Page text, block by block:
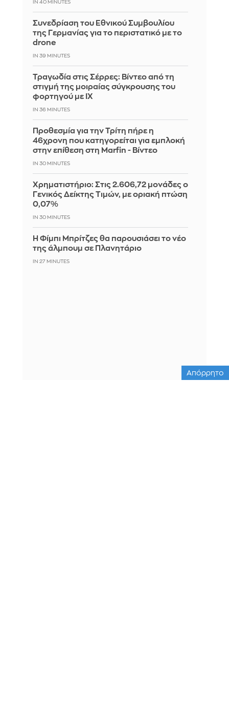
IN 40 MINUTES
Συνεδρίαση του Εθνικού Συμβουλίου
της Γερμανίας για το περιστατικό με το
drone
IN 39 MINUTES
Τραγωδία στις Σέρρες: Βίντεο από τη
στιγμή της μοιραίας σύγκρουσης του
φορτηγού με ΙΧ
IN 36 MINUTES
Προθεσμία για την Τρίτη πήρε η
46χρονη που κατηγορείται για εμπλοκή
στην επίθεση στη Marfin - Βίντεο
IN 30 MINUTES
Χρηματιστήριο: Στις 2.606,72 μονάδες ο
Γενικός Δείκτης Τιμών, με οριακή πτώση
0,07%
IN 30 MINUTES
Η Φίμπι Μπρίτζες θα παρουσιάσει το νέο
της άλμπουμ σε Πλανητάριο
IN 27 MINUTES
Απόρρητο